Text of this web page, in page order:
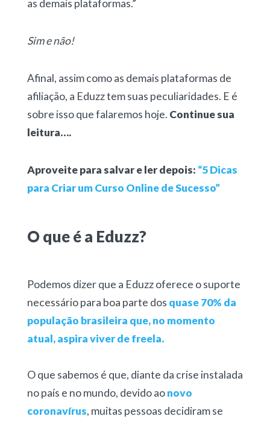
as demais plataformas.”
Sim e não!
Afinal, assim como as demais plataformas de
afiliação, a Eduzz tem suas peculiaridades. E é
sobre isso que falaremos hoje. Continue sua
leitura….
Aproveite para salvar e ler depois: “5 Dicas
para Criar um Curso Online de Sucesso”
O que é a Eduzz?
Podemos dizer que a Eduzz oferece o suporte
necessário para boa parte dos quase 70% da
população brasileira que, no momento
atual, aspira viver de freela.
O que sabemos é que, diante da crise instalada
no país e no mundo, devido aonovo
coronavírus, muitas pessoas decidiram se